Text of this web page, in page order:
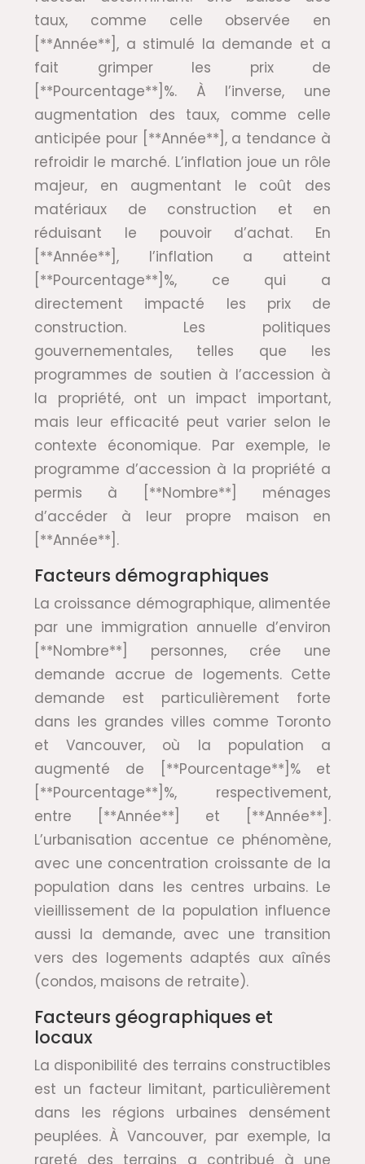
taux, comme celle observée en
[**Année**], a stimulé la demande et a
fait grimper les prix de
[**Pourcentage**]%. À l’inverse, une
augmentation des taux, comme celle
anticipée pour [**Année**], a tendance à
refroidir le marché. L’inflation joue un rôle
majeur, en augmentant le coût des
matériaux de construction et en
réduisant le pouvoir d’achat. En
[**Année**], l’inflation a atteint
[**Pourcentage**]%, ce qui a
directement impacté les prix de
construction. Les politiques
gouvernementales, telles que les
programmes de soutien à l’accession à
la propriété, ont un impact important,
mais leur efficacité peut varier selon le
contexte économique. Par exemple, le
programme d’accession à la propriété a
permis à [**Nombre**] ménages
d’accéder à leur propre maison en
[**Année**].
Facteurs démographiques
La croissance démographique, alimentée
par une immigration annuelle d’environ
[**Nombre**] personnes, crée une
demande accrue de logements. Cette
demande est particulièrement forte
dans les grandes villes comme Toronto
et Vancouver, où la population a
augmenté de [**Pourcentage**]% et
[**Pourcentage**]%, respectivement,
entre [**Année**] et [**Année**].
L’urbanisation accentue ce phénomène,
avec une concentration croissante de la
population dans les centres urbains. Le
vieillissement de la population influence
aussi la demande, avec une transition
vers des logements adaptés aux aînés
(condos, maisons de retraite).
Facteurs géographiques et
locaux
La disponibilité des terrains constructibles
est un facteur limitant, particulièrement
dans les régions urbaines densément
peuplées. À Vancouver, par exemple, la
rareté des terrains a contribué à une